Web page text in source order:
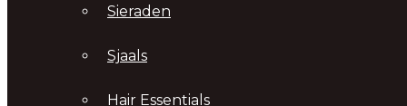
Sieraden
Sjaals
Hair Essentials